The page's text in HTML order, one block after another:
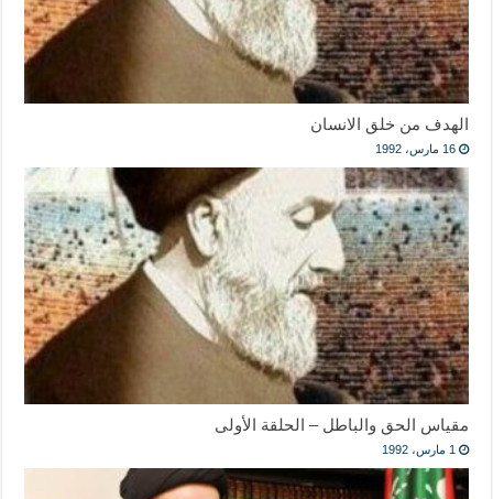
الهدف من خلق الانسان
16 مارس، 1992
مقياس الحق والباطل – الحلقة الأولى
1 مارس، 1992